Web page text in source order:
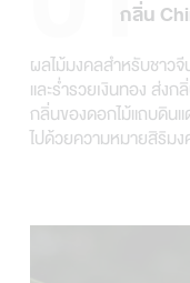
กลิ่น
ผลไม้มงคลสำหรับชาว
และร่ำรวยเงินทอง ส่ง
กลิ่นของดอกไม้แถบดิน
ไปด้วยความหมายสิริม